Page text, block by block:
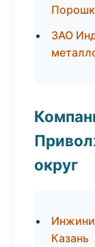
ЗАО
округ
Казань